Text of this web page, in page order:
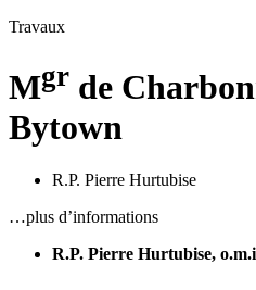
Travaux
Mgr de
Bytown
R.P. Pierre Hurtubise
…plus d’informations
R.P. Pierre Hurtubise,